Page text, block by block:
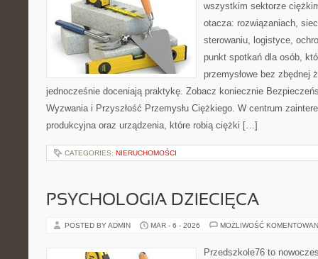
wszystkim sektorze
otacza: rozwiązaniach,
sterowaniu, logistyce,
punkt spotkań dla osób,
przemysłowe bez zbędnej
jednocześnie doceniają praktykę. Zobacz koniecznie
Wyzwania i Przyszłość Przemysłu Ciężkiego. W centrum
produkcyjna oraz urządzenia, które robią ciężki […]
CATEGORIES: NIERUCHOMOŚCI
PSYCHOLOGIA DZIECIĘCA
POSTED BY ADMIN MAR - 6 - 2026 MOŻLIWOŚĆ
Przedszkole76 to